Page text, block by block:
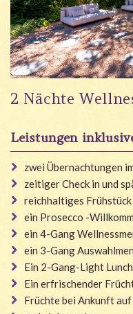
2 Nächte
Leistungen
zwei Übernachtungen
zeitiger Check in und
reichhaltiges Frühstück
ein Prosecco -
ein 4-Gang
ein 3-Gang
Ein 2-Gang-Light
Ein erfrischender
Früchte bei Ankunft auf